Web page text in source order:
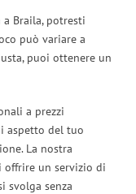
a Braila, potresti
può variare a
puoi ottenere un
a prezzi
aspetto del tuo
La nostra
offrire un servizio di
svolga senza